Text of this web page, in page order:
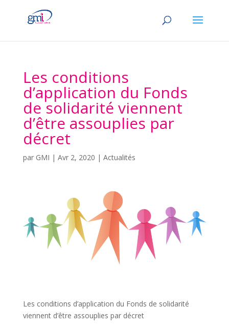
Les conditions
d’application du Fonds
de solidarité viennent
d’être assouplies par
décret
par GMI | Avr 2, 2020 | Actualités
Les conditions d’application du Fonds de solidarité
viennent d’être assouplies par décret